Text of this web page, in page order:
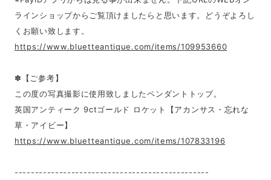
ラインショップからご覧頂けましたらと思います。どうぞよろし
くお願い致します。
https://www.bluetteantique.com/items/109953660
✽【ご参考】
この度の写真撮影に使用致しましたペンダントトップ。
英国アンティーク 9ctゴールド ロケット【アカンサス・忘れな
草・アイビー】
https://www.bluetteantique.com/items/107833196
------------------------------------------------